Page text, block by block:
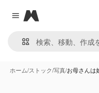
Close menu
Magnific
ホーム/ストック/写真/お母さんは